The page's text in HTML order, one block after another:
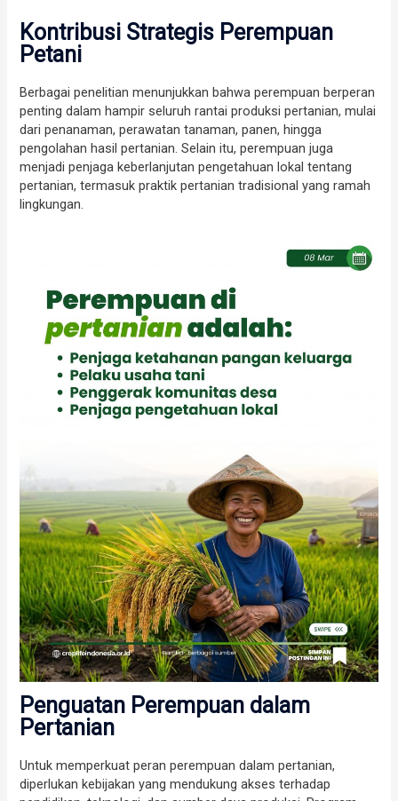
Kontribusi Strategis Perempuan
Petani
Berbagai penelitian menunjukkan bahwa perempuan berperan
penting dalam hampir seluruh rantai produksi pertanian, mulai
dari penanaman, perawatan tanaman, panen, hingga
pengolahan hasil pertanian. Selain itu, perempuan juga
menjadi penjaga keberlanjutan pengetahuan lokal tentang
pertanian, termasuk praktik pertanian tradisional yang ramah
lingkungan.
Penguatan Perempuan dalam
Pertanian
Untuk memperkuat peran perempuan dalam pertanian,
diperlukan kebijakan yang mendukung akses terhadap